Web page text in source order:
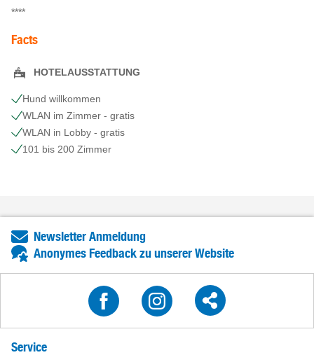
****
Facts
HOTELAUSSTATTUNG
Hund willkommen
WLAN im Zimmer - gratis
WLAN in Lobby - gratis
101 bis 200 Zimmer
Newsletter Anmeldung
Anonymes Feedback zu unserer Website
Service